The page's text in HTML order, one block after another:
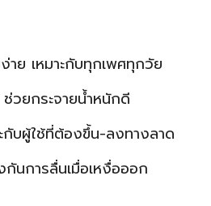
าย เหมาะกับทุกเพศทุกวัย
วยกระจายน้ำหนักดี
กับผู้ใช้ที่ต้องขึ้น-ลงทางลาด
นการลื่นเมื่อเหงื่อออก